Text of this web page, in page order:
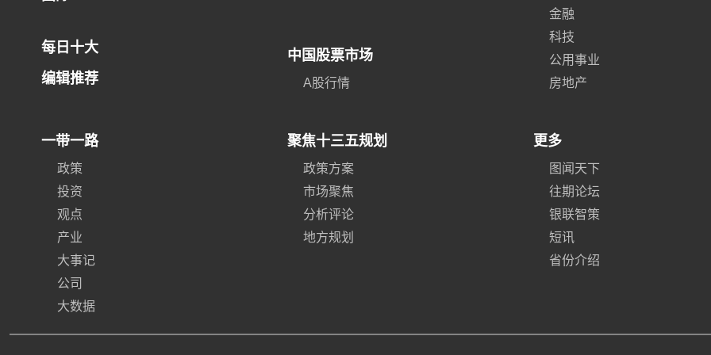
每日十大
编辑推荐
中国股票市场
A股行情
金融
科技
公用事业
房地产
一带一路
政策
投资
观点
产业
大事记
公司
大数据
聚焦十三五规划
政策方案
市场聚焦
分析评论
地方规划
更多
图闻天下
往期论坛
银联智策
短讯
省份介绍